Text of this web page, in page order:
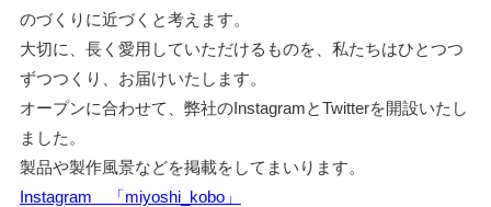
のづくりに近づくと考えます。
大切に、長く愛用していただけるものを、私たちはひとつつ
ずつつくり、お届けいたします。
オープンに合わせて、弊社のInstagramとTwitterを開設いたし
ました。
製品や製作風景などを掲載をしてまいります。
Instagram 「miyoshi_kobo」